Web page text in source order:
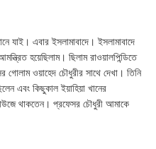
যাই। এবার ইসলামাবাদে। ইসলামাবাদে
হয়েছিলাম। ছিলাম রাওয়ালপিন্ডিতে
ওয়াহেদ চৌধুরীর সাথে দেখা। তিনি
এবং কিছুকাল ইয়াহিয়া খানের
থাকতেন। প্রফেসর চৌধুরী আমাকে